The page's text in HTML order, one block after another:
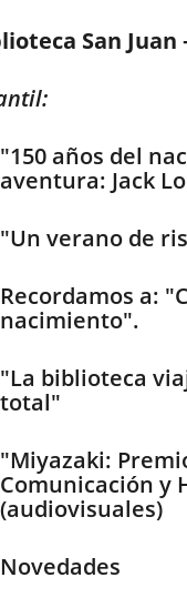
San
"150 años del
aventura: Jack
"Un verano de
Recordamos a:
nacimiento".
"La biblioteca
total"
"Miyazaki:
Comunicación y
(audiovisuales)
Novedades